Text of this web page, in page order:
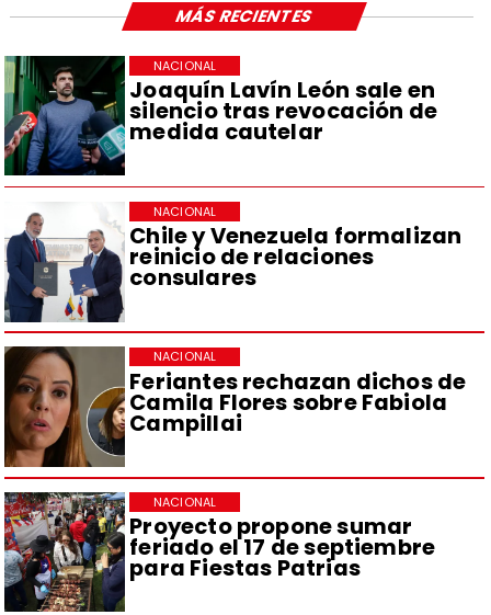
Joaquín Lavín León sale en
silencio tras revocación de
medida cautelar
NACIONAL
Chile y Venezuela formalizan
reinicio de relaciones
consulares
NACIONAL
Feriantes rechazan dichos de
Camila Flores sobre Fabiola
Campillai
NACIONAL
Proyecto propone sumar
feriado el 17 de septiembre
para Fiestas Patrias
NACIONAL
MÁS RECIENTES